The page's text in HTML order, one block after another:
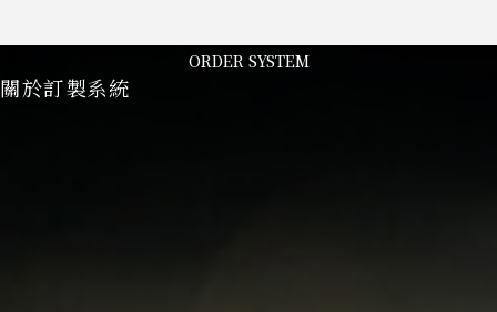
ORDER SYSTEM
關於訂製系統